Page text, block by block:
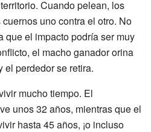
Cuando pelean, los
uno contra el otro. No
que el impacto podría ser muy
el macho ganador orina
el perdedor se retira.
mucho tiempo. El
unos 32 años, mientras que el
hasta 45 años, ¡o incluso